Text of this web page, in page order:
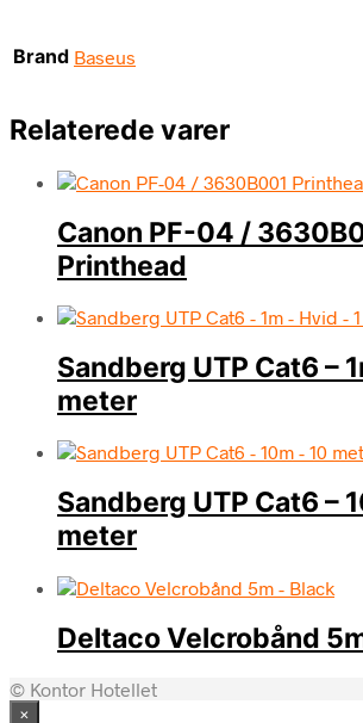
Brand Baseus
Relaterede varer
Canon PF-04 /
Printhead
Sandberg UTP Cat6 –
meter
Sandberg UTP Cat6 –
meter
Deltaco Velcrobånd
© Kontor Hotellet
×